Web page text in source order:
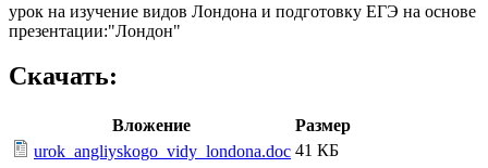
урок на изучение видов Лондона и подготовку ЕГЭ на основе
презентации:"Лондон"
Скачать:
Вложение
Размер
urok_angliyskogo_vidy_londona.doc 41 КБ